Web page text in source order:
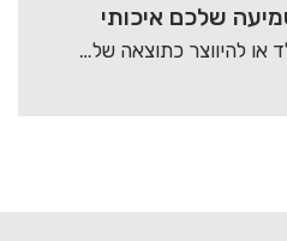
שלכם איכותי
ליקוי שמיעה יכול להיות מולד או להיווצר כתוצאה של גורמים סביבתיים שונים. עבודה בסביבה רועשת…